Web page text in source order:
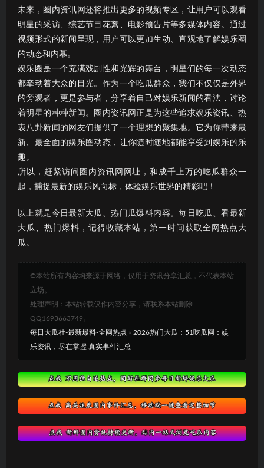
未来，圈内资讯网还将推出更多的视频专区，让用户可以观看
明星的采访、综艺节目花絮、电影预告片等多媒体内容。通过
视频形式的新闻呈现，用户可以更加生动、直观地了解娱乐圈
的动态和内幕。
娱乐圈是一个充满戏剧性和光辉的舞台，明星们的每一次动态
都牵动着大众的目光。作为一个吃瓜群众，我们不仅仅是外界
的旁观者，更是参与者，分享着自己对娱乐新闻的看法，讨论
着明星的种种新闻。圈内资讯网正是为这些追求娱乐资讯、热
衷八卦新闻的网友们提供了一个理想的聚集地。它为你带来最
新、最全面的娱乐圈动态，让你随时随地都能享受到娱乐的乐
趣。
所以，赶紧访问圈内资讯网网址，和成千上万的吃瓜群众一
起，捕捉最新的娱乐风向标，体验娱乐世界的精彩吧！
以上就是今日最新大瓜、热门瓜爆料内容。每日吃瓜、看最新
大瓜、热门爆料，记得收藏本站，第一时间获取全网热点大
瓜。
©本站所有内容均来源于网络，仅用于资讯分享汇总，不代表本站
立场。
处理声明：本站转载仅作内容分享，请联系本站删除
QQ1693663749。
每日大瓜社-最新爆料-全网热点 » 2026热门大瓜：51吃瓜网：娱
乐资讯，尽在掌握 真实事件汇总